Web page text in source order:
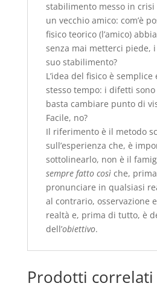
stabilimento messo in crisi
un vecchio amico: com’è
fisico teorico (l’amico)
senza mai metterci piede,
suo stabilimento?
L’idea del fisico è
stesso tempo: i difetti
basta cambiare punto di
Facile, no?
Il riferimento è il metodo
sull’esperienza che, è
sottolinearlo, non è il
sempre fatto cosìche,
pronunciare in qualsiasi
al contrario, osservazione
realtà e, prima di tutto, è
dell’obiettivo.
Prodotti correlati